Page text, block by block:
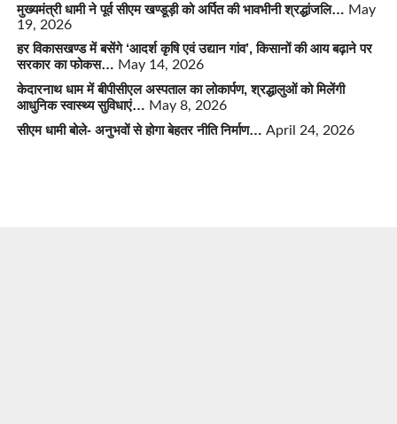
मुख्यमंत्री धामी ने पूर्व सीएम खण्डूड़ी को अर्पित की भावभीनी श्रद्धांजलि… May
19, 2026
हर विकासखण्ड में बसेंगे ‘आदर्श कृषि एवं उद्यान गांव’, किसानों की आय बढ़ाने पर
सरकार का फोकस… May 14, 2026
केदारनाथ धाम में बीपीसीएल अस्पताल का लोकार्पण, श्रद्धालुओं को मिलेंगी
आधुनिक स्वास्थ्य सुविधाएं… May 8, 2026
सीएम धामी बोले- अनुभवों से होगा बेहतर नीति निर्माण… April 24, 2026